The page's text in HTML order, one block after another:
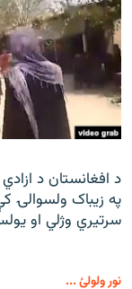
د افغانستان د
په زیباک ولسوالۍ
سرتیري وژلي او
نور ولولئ ...